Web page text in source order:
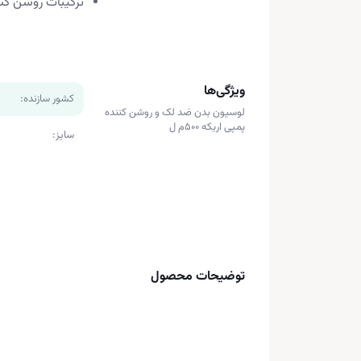
ویژگی‌ها
لوسیون بدن ضد لک و روشن کننده
پمپی اریکه 500م ل
کشور سازنده:
سایز:
توضیحات محصول